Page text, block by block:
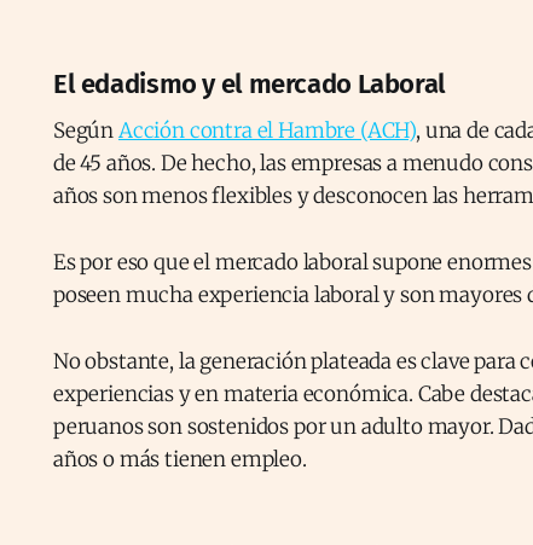
El edadismo y el mercado Laboral
SegúnAcción contra el Hambre (ACH), una de
de 45 años. De hecho, las empresas a menudo
años son menos flexibles y desconocen las
Es por eso que el mercado laboral supone
poseen mucha experiencia laboral y son mayores
No obstante, la generación plateada es clave
experiencias y en materia económica. Cabe
peruanos son sostenidos por un adulto mayor.
años o más tienen empleo.